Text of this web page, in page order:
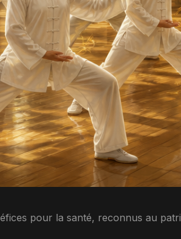
pour la santé, reconnus au